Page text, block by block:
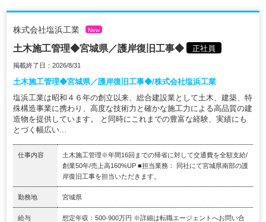
株式会社塩浜工業 New
土木施工管理◆宮城県／護岸復旧工事◆ 正社員
掲載終了日：2026/8/31
土木施工管理◆宮城県／護岸復旧工事◆/株式会社塩浜工業
塩浜工業は昭和４６年の創立以来、総合建設業として土木、建築、特
殊構造事業に携わり、高度な技術力と確かな施工力による高品質の建
造物を提供しています。 と同時にこれまでの豊富な経験、実績にも
とづく幅広い...
仕事内容
土木施工管理※年間16回までの帰省に対して交通費を全額支給/
創業50年/売上高160%UP ■担当業務： 同社にて宮城県南部の護
岸復旧工事を担当いただきます。
勤務地 宮城県
給与
想定年収：500-900万円 ※詳細は転職エージェントへお問い合